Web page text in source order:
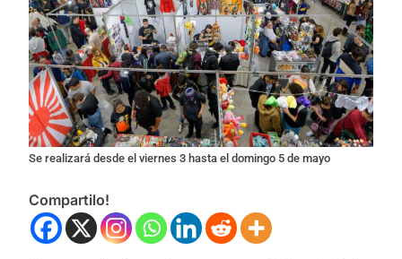
Se realizará desde el viernes 3 hasta el domingo 5 de mayo
Compartilo!